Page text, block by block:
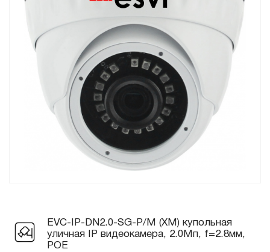
EVC-IP-DN2.0-SG-P/M (XM) купольная
уличная IP видеокамера, 2.0Мп, f=2.8мм,
POE